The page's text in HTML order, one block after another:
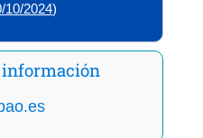
10/2024)
información